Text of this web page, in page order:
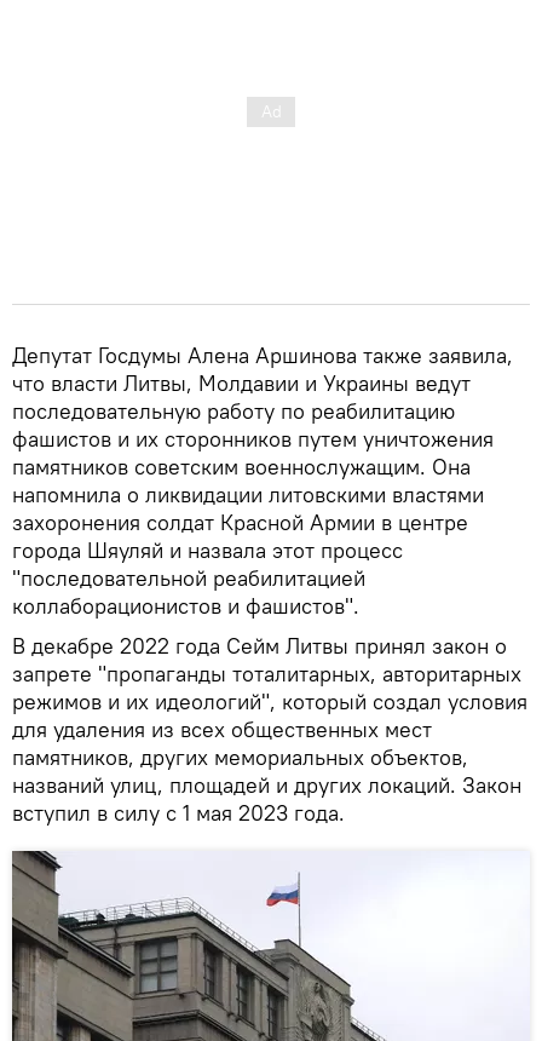
Депутат Госдумы Алена Аршинова также заявила,
что власти Литвы, Молдавии и Украины ведут
последовательную работу по реабилитацию
фашистов и их сторонников путем уничтожения
памятников советским военнослужащим. Она
напомнила о ликвидации литовскими властями
захоронения солдат Красной Армии в центре
города Шяуляй и назвала этот процесс
"последовательной реабилитацией
коллаборационистов и фашистов".
В декабре 2022 года Сейм Литвы принял закон о
запрете "пропаганды тоталитарных, авторитарных
режимов и их идеологий", который создал условия
для удаления из всех общественных мест
памятников, других мемориальных объектов,
названий улиц, площадей и других локаций. Закон
вступил в силу с 1 мая 2023 года.